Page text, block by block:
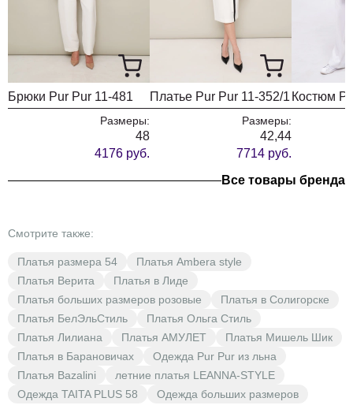
Брюки Pur Pur 11-481
Размеры:
48
4176 руб.
Платье Pur Pur 11-352/1
Размеры:
42,44
7714 руб.
Костюм
Все товары бренда
Смотрите также:
Платья размера 54
Платья Ambera style
Платья Верита
Платья в Лиде
Платья больших размеров розовые
Платья в Солигорске
Платья БелЭльСтиль
Платья Ольга Стиль
Платья Лилиана
Платья АМУЛЕТ
Платья Мишель Шик
Платья в Барановичах
Одежда Pur Pur из льна
Платья Bazalini
летние платья LEANNA-STYLE
Одежда TAITA PLUS 58
Одежда больших размеров